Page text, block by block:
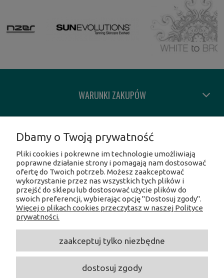
WARUNKI ZAKUPÓW
INFORMACJE O SKLEPIE
SOCIAL MEDIA
Facebook
Linkedin
Youtube
Dbamy o Twoją prywatność
Pliki cookies i pokrewne im technologie umożliwiają
poprawne działanie strony i pomagają nam dostosować
ofertę do Twoich potrzeb. Możesz zaakceptować
wykorzystanie przez nas wszystkich tych plików i
przejść do sklepu lub dostosować użycie plików do
swoich preferencji, wybierając opcję "Dostosuj zgody".
Więcej o plikach cookies przeczytasz w naszej Polityce
prywatności.
zaakceptuj tylko niezbędne
dostosuj zgody